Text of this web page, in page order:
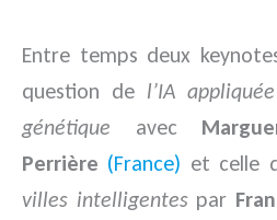
Entre temps deux
question de l’IA
génétique avec
Perrière (France) et celle
villes intelligentespar